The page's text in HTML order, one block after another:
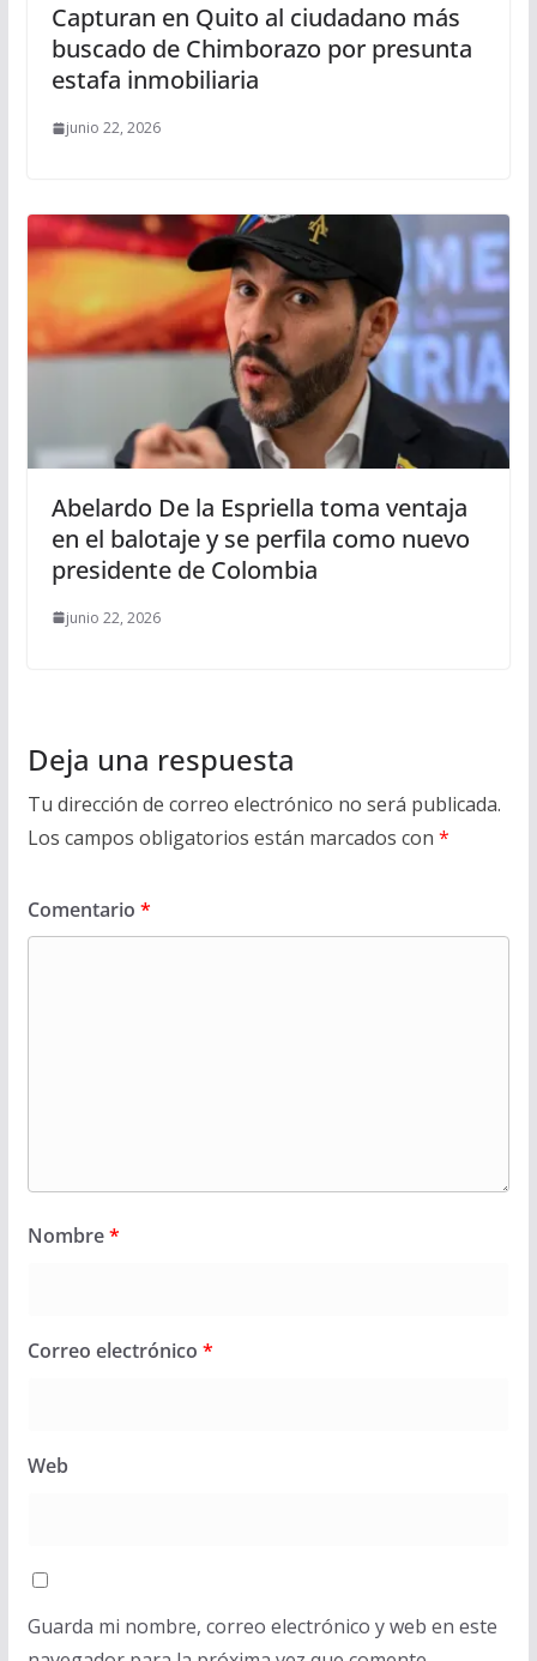
Capturan en Quito al ciudadano más
buscado de Chimborazo por presunta
estafa inmobiliaria
junio 22, 2026
Abelardo De la Espriella toma ventaja
en el balotaje y se perfila como nuevo
presidente de Colombia
junio 22, 2026
Deja una respuesta
Tu dirección de correo electrónico no será publicada.
Los campos obligatorios están marcados con *
Comentario *
Nombre*
Correo electrónico *
Web
Guarda mi nombre, correo electrónico y web en este